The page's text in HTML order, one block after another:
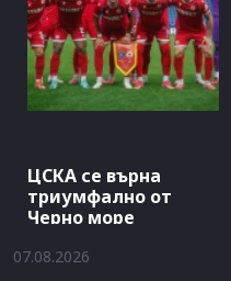
ЦСКА се върна
триумфално от
Черно море
07.08.2026